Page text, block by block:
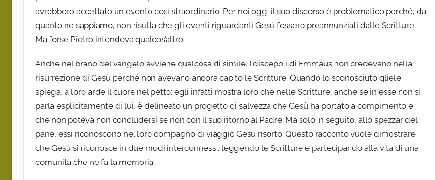
avrebbero accettato un evento così straordinario. Per noi oggi il suo discorso è problematico perché, da
quanto ne sappiamo, non risulta che gli eventi riguardanti Gesù fossero preannunziati dalle Scritture.
Ma forse Pietro intendeva qualcos’altro.
Anche nel brano del vangelo avviene qualcosa di simile. I discepoli di Emmaus non credevano nella
risurrezione di Gesù perché non avevano ancora capito le Scritture. Quando lo sconosciuto gliele
spiega, a loro arde il cuore nel petto: egli infatti mostra loro che nelle Scritture, anche se in esse non si
parla esplicitamente di lui, è delineato un progetto di salvezza che Gesù ha portato a compimento e
che non poteva non concludersi se non con il suo ritorno al Padre. Ma solo in seguito, allo spezzar del
pane, essi riconoscono nel loro compagno di viaggio Gesù risorto. Questo racconto vuole dimostrare
che Gesù si riconosce in due modi interconnessi: leggendo le Scritture e partecipando alla vita di una
comunità che ne fa la memoria.